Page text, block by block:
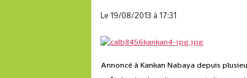
Le 19/08/2013à 17:31
Annoncé à Kankan Nabaya depuis